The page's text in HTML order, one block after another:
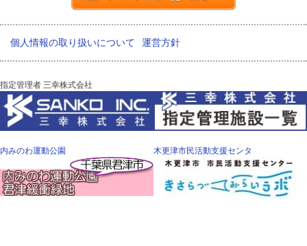
個人情報の取り扱いについて 運営方針
指定管理者 三幸株式会社